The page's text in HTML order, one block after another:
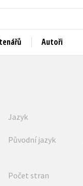
Autoři
Jazyk
Původní jazyk
Počet stran